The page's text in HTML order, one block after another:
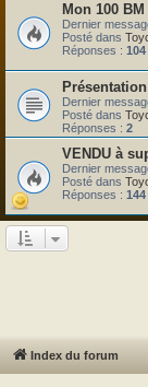
Mon 100
Dernier
Posté dans
Réponses : 104
Présentation
Dernier
Posté dans
Réponses : 2
VENDU à
Dernier
Posté dans
Réponses : 144
Index du forum